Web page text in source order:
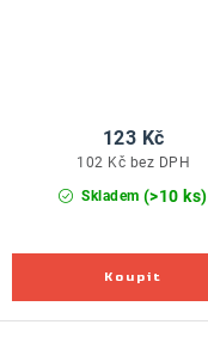
Skladem (>10 ks)
102 Kč bez DPH
123 Kč